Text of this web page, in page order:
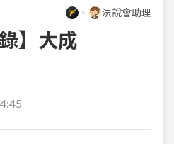
法說會助理
】大成